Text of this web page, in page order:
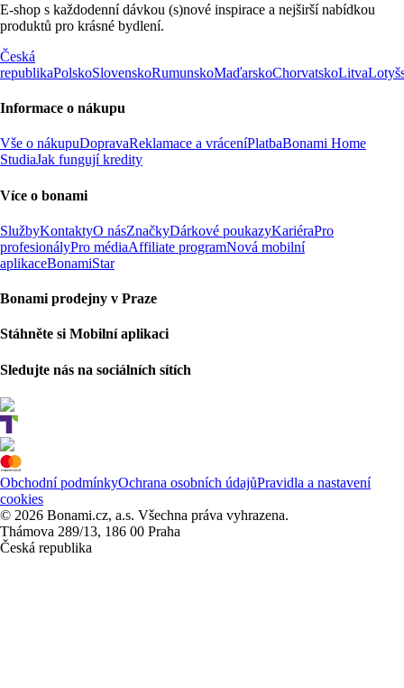
E-shop s každodenní dávkou (s)nové inspirace a nejširší nabídkou
produktů pro krásné bydlení.
Česká
republikaPolskoSlovenskoRumunskoMaďarskoChorvatskoLitva
Informace o nákupu
Vše o nákupuDopravaReklamace a vráceníPlatbaBonami Home
StudiaJak fungují kredity
Více o bonami
SlužbyKontaktyO násZnačkyDárkové poukazyKariéraPro
profesionályPro médiaAffiliate programNová mobilní
aplikaceBonamiStar
Bonami prodejny v Praze
Stáhněte si Mobilní aplikaci
Sledujte nás na sociálních sítích
Obchodní podmínkyOchrana osobních údajůPravidla a nastavení
cookies
© 2026 Bonami.cz, a.s. Všechna práva vyhrazena.
Thámova 289/13, 186 00 Praha
Česká republika